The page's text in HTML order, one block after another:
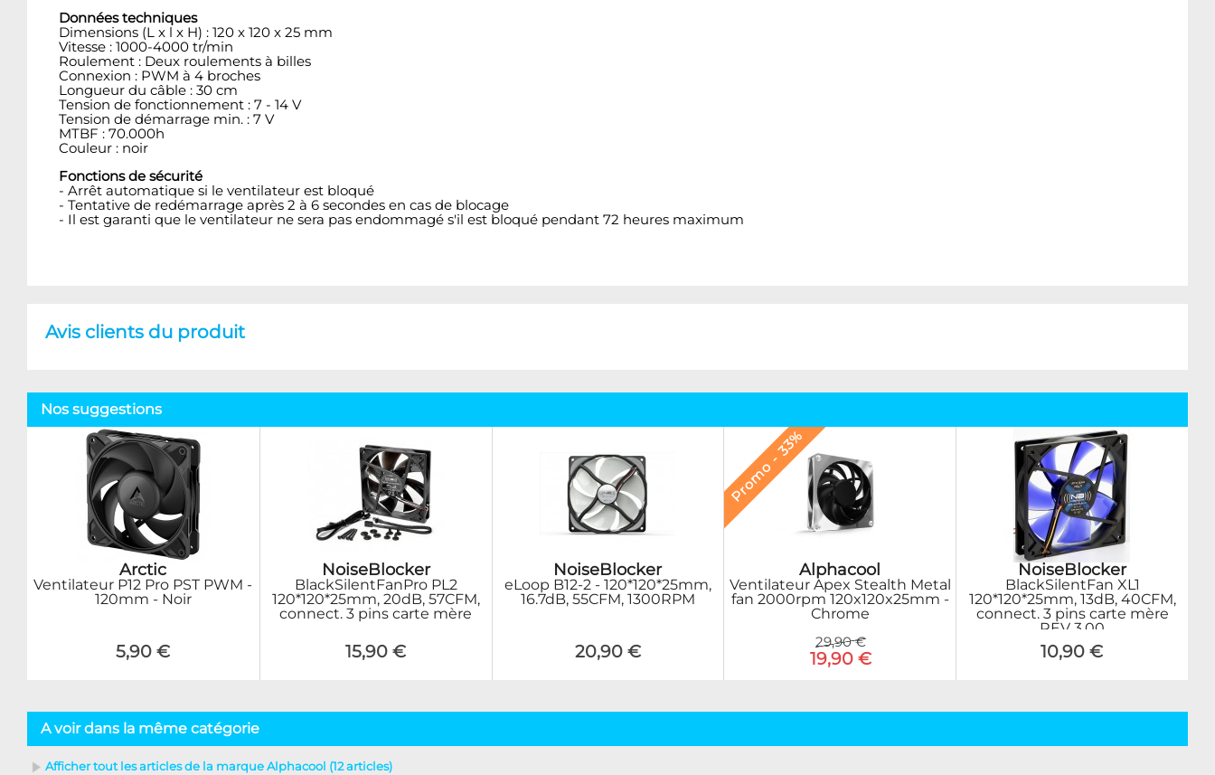
Données techniques
Dimensions (L x l x H) : 120 x 120 x 25 mm
Vitesse : 1000-4000 tr/min
Roulement : Deux roulements à billes
Connexion : PWM à 4 broches
Longueur du câble : 30 cm
Tension de fonctionnement : 7 - 14 V
Tension de démarrage min. : 7 V
MTBF : 70.000h
Couleur : noir
Fonctions de sécurité
- Arrêt automatique si le ventilateur est bloqué
- Tentative de redémarrage après 2 à 6 secondes en cas de blocage
- Il est garanti que le ventilateur ne sera pas endommagé s'il est bloqué pendant 72 heures maximum
Avis clients du produit
Nos suggestions
Arctic
Ventilateur P12 Pro PST PWM -
120mm - Noir
5,90 €
NoiseBlocker
BlackSilentFanPro PL2
120*120*25mm, 20dB, 57CFM,
connect. 3 pins carte mère
15,90 €
NoiseBlocker
eLoop B12-2 - 120*120*25mm,
16.7dB, 55CFM, 1300RPM
20,90 €
Promo - 33%
Alphacool
Ventilateur Apex Stealth Metal
fan 2000rpm 120x120x25mm -
Chrome
29,90 €
19,90 €
NoiseBlocker
BlackSilentFan XL1
120*120*25mm, 13dB, 40CFM,
connect. 3 pins carte mère
REV 3.00
10,90 €
A voir dans la même catégorie
Afficher tout les articles de la marque Alphacool (12 articles)